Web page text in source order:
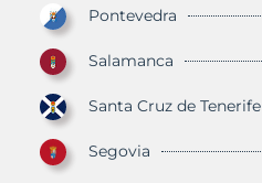
Pontevedra
Salamanca
Santa Cruz de Tenerife
Segovia